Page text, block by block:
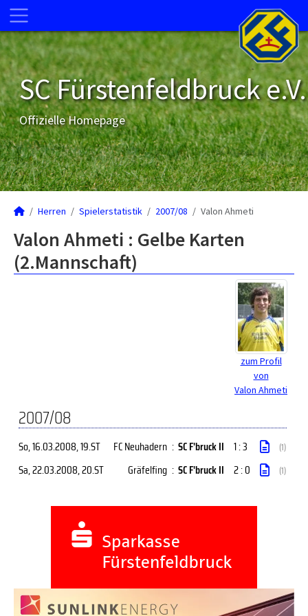
SC Fürstenfeldbruck e.V.
Offizielle Homepage
Herren Spielerstatistik 2007/08 Valon Ahmeti
Valon Ahmeti : Gelbe Karten
(2.Mannschaft)
zum Profil
von
Valon Ahmeti
2007/08
So, 16.03.2008, 19.ST FC Neuhadern : SC F'bruck II 1 : 3 (1)
Sa, 22.03.2008, 20.ST Gräfelfing : SC F'bruck II 2 : 0 (1)